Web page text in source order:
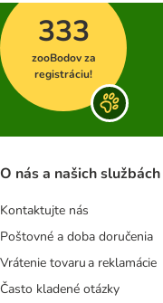
333
zooBodov za
registráciu!
O nás a našich službách
Kontaktujte nás
Poštovné a doba doručenia
Vrátenie tovaru a reklamácie
Často kladené otázky